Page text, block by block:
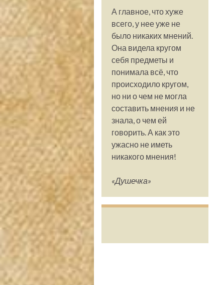
А главное, что хуже
всего, у нее уже не
было никаких мнений.
Она видела кругом
себя предметы и
понимала всё, что
происходило кругом,
но ни о чем не могла
составить мнения и не
знала, о чем ей
говорить. А как это
ужасно не иметь
никакого мнения!
«Душечка»